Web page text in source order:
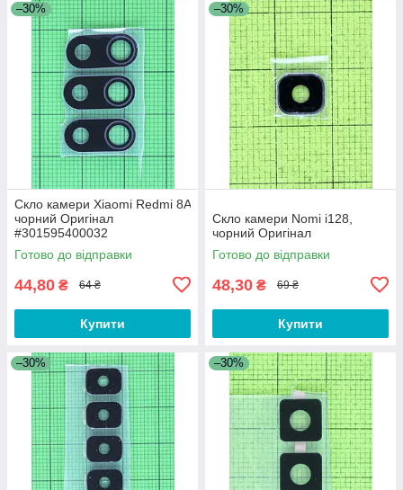
–30%
Скло камери Xiaomi Redmi 8A
чорний Оригінал
#301595400032
Готово до відправки
44,80 ₴ 64 ₴
Купити
–30%
Скло камери Nomi i128,
чорний Оригінал
Готово до відправки
48,30 ₴ 69 ₴
Купити
–30% –30%